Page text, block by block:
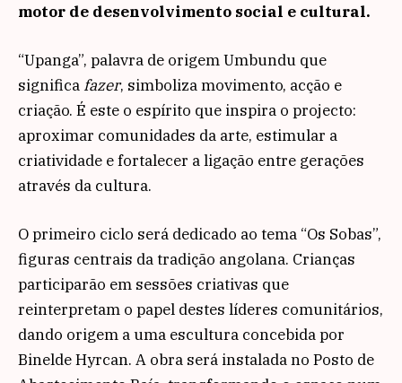
motor de desenvolvimento social e cultural.
“Upanga”, palavra de origem Umbundu que
significafazer, simboliza movimento, acção e
criação. É este o espírito que inspira o projecto:
aproximar comunidades da arte, estimular a
criatividade e fortalecer a ligação entre gerações
através da cultura.
O primeiro ciclo será dedicado ao tema “Os Sobas”,
figuras centrais da tradição angolana. Crianças
participarão em sessões criativas que
reinterpretam o papel destes líderes comunitários,
dando origem a uma escultura concebida por
Binelde Hyrcan. A obra será instalada no Posto de